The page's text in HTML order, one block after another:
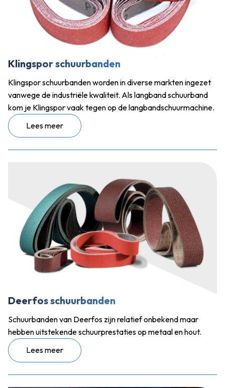
Klingspor schuurbanden
Klingspor schuurbanden worden in diverse markten ingezet
vanwege de industriële kwaliteit. Als langband schuurband
kom je Klingspor vaak tegen op de langbandschuurmachine.
Lees meer
Deerfos schuurbanden
Schuurbanden van Deerfos zijn relatief onbekend maar
hebben uitstekende schuurprestaties op metaal en hout.
Lees meer